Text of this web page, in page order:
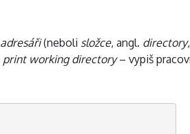
adresáři(neboli složce, angl. directory,
print working directory– vypiš